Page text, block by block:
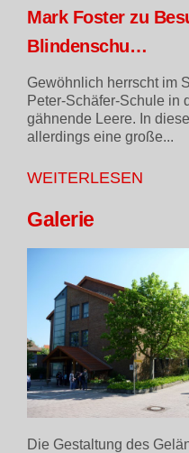
Mark Foster zu
Blindenschu…
Gewöhnlich herrscht im
Peter-Schäfer-Schule in
gähnende Leere. In
allerdings eine große...
WEITERLESEN
Galerie
Die Gestaltung des